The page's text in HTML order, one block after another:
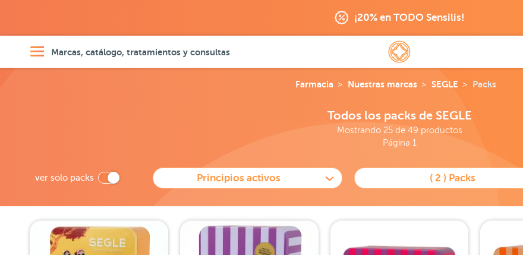
¡20% en TODO Sensilis!
Marcas, catálogo, tratamientos y consultas
Farmacia Nuestras marcas SEGLE Packs
Todos los packs de SEGLE
Mostrando 25 de 49 productos
Página 1
ver solo packs